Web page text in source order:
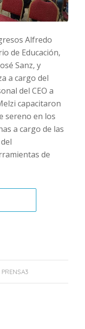
Alfredo
de Educación,
Sanz, y
a cargo del
del CEO a
capacitaron
sereno en los
a cargo de las
de
PRENSA3